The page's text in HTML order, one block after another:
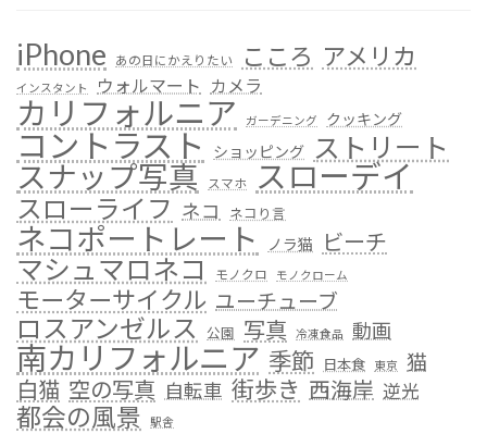
iPhone あの日にかえりたい こころ アメリカ
インスタント ウォルマート カメラ
カリフォルニア ガーデニング クッキング
コントラスト ショッピング ストリート
スナップ写真 スマホ スローデイ
スローライフ ネコ ネコり言
ネコポートレート ノラ猫 ビーチ
マシュマロネコ モノクロ モノクローム
モーターサイクル ユーチューブ
ロスアンゼルス 公園 写真 冷凍食品 動画
南カリフォルニア 季節 日本食 東京 猫
白猫 空の写真 自転車 街歩き 西海岸 逆光
都会の風景 駅舎